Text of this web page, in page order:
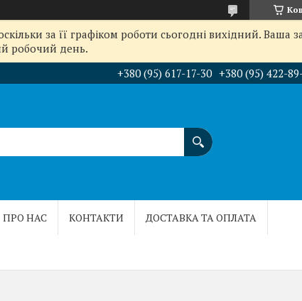
за її графіком роботи сьогодні вихідний. Ваша
робочий день.
+380 (95) 617-17-30 +380 (95) 422-
ПРО НАС КОНТАКТИ ДОСТАВКА ТА ОПЛАТА